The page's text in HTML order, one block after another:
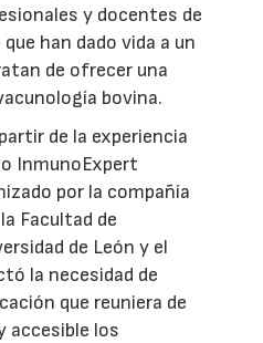
y docentes de
han dado vida a un
de ofrecer una
bovina.
de la experiencia
InmunoExpert
por la compañía
Facultad de
de León y el
la necesidad de
que reuniera de
accesible los